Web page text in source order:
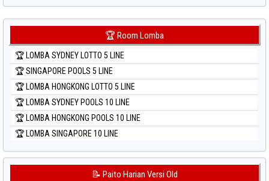
🏆 Room Lomba
🏆 LOMBA SYDNEY LOTTO 5 LINE
🏆 SINGAPORE POOLS 5 LINE
🏆 LOMBA HONGKONG LOTTO 5 LINE
🏆 LOMBA SYDNEY POOLS 10 LINE
🏆 LOMBA HONGKONG POOLS 10 LINE
🏆 LOMBA SINGAPORE 10 LINE
📝 Paito Harian Versi Old